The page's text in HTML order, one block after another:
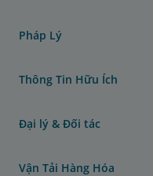
Pháp Lý
Thông Tin Hữu Ích
Đại lý & Đối tác
Vận Tải Hàng Hóa